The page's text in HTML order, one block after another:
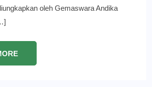
oleh Gemaswara Andika